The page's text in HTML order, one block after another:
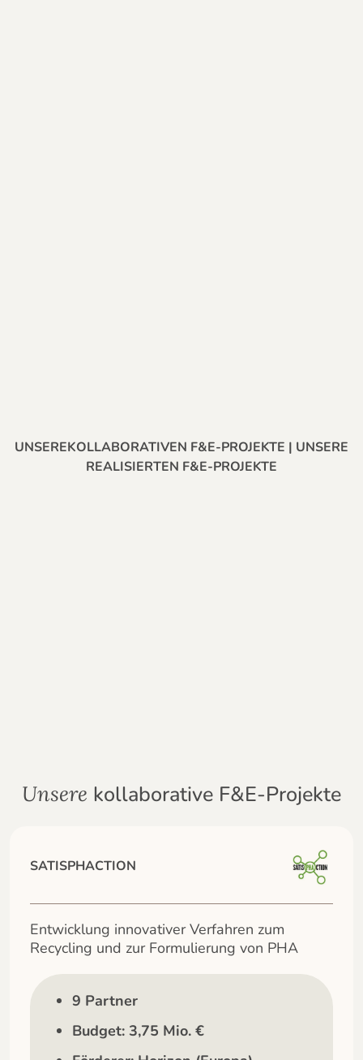
UNSEREKOLLABORATIVEN F&E-PROJEKTE | UNSERE
REALISIERTEN F&E-PROJEKTE
Unsere kollaborative F&E-Projekte
SATISPHACTION
Entwicklung innovativer Verfahren zum
Recycling und zur Formulierung von PHA
9 Partner
Budget: 3,75 Mio. €